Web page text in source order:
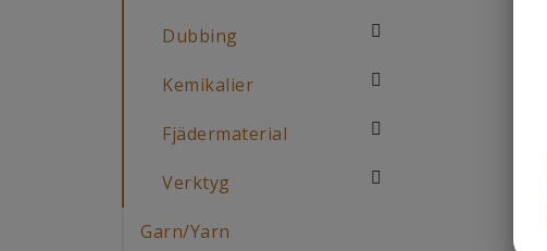
Dubbing
Kemikalier
Fjädermaterial
Verktyg
Garn/Yarn